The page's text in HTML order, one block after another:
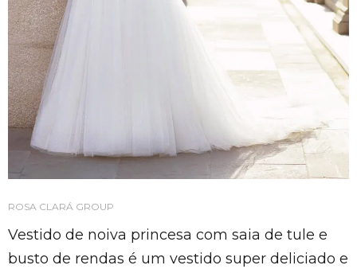
ROSA CLARÁ GROUP
Vestido de noiva princesa com saia de tule e
busto de rendas é um vestido super deliciado e